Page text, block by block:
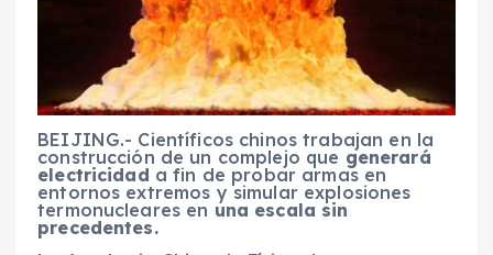
BEIJING.- Científicos chinos trabajan en la
construcción de un complejo que generará
electricidad a fin de probar armas en
entornos extremos y simular explosiones
termonucleares en una escala sin
precedentes.